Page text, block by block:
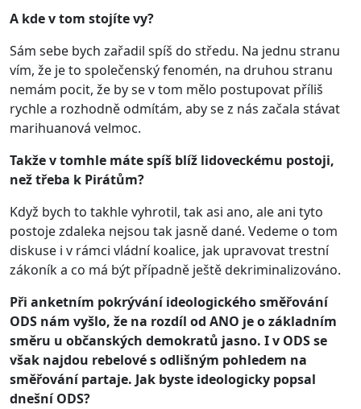
A kde v tom stojíte vy?
Sám sebe bych zařadil spíš do středu. Na jednu stranu
vím, že je to společenský fenomén, na druhou stranu
nemám pocit, že by se v tom mělo postupovat příliš
rychle a rozhodně odmítám, aby se z nás začala stávat
marihuanová velmoc.
Takže v tomhle máte spíš blíž lidoveckému postoji,
než třeba k Pirátům?
Když bych to takhle vyhrotil, tak asi ano, ale ani tyto
postoje zdaleka nejsou tak jasně dané. Vedeme o tom
diskuse i v rámci vládní koalice, jak upravovat trestní
zákoník a co má být případně ještě dekriminalizováno.
Při anketním pokrývání ideologického směřování
ODS nám vyšlo, že na rozdíl od ANO je o základním
směru u občanských demokratů jasno. I v ODS se
však najdou rebelové s odlišným pohledem na
směřování partaje. Jak byste ideologicky popsal
dnešní ODS?